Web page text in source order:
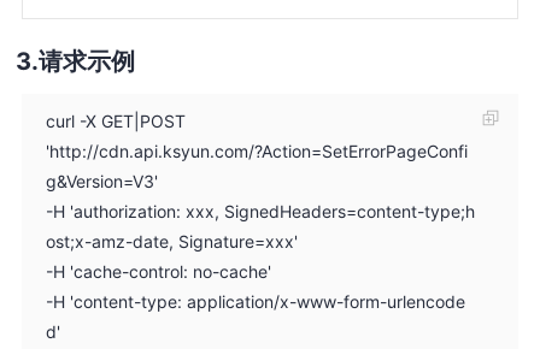
请求示例
curl -X GET|POST
'http://cdn.api.ksyun.com/?Action=SetErrorPageConfi
g&Version=V3'
-H 'authorization: xxx, SignedHeaders=content-type;h
ost;x-amz-date, Signature=xxx'
-H 'cache-control: no-cache'
-H 'content-type: application/x-www-form-urlencode
d'